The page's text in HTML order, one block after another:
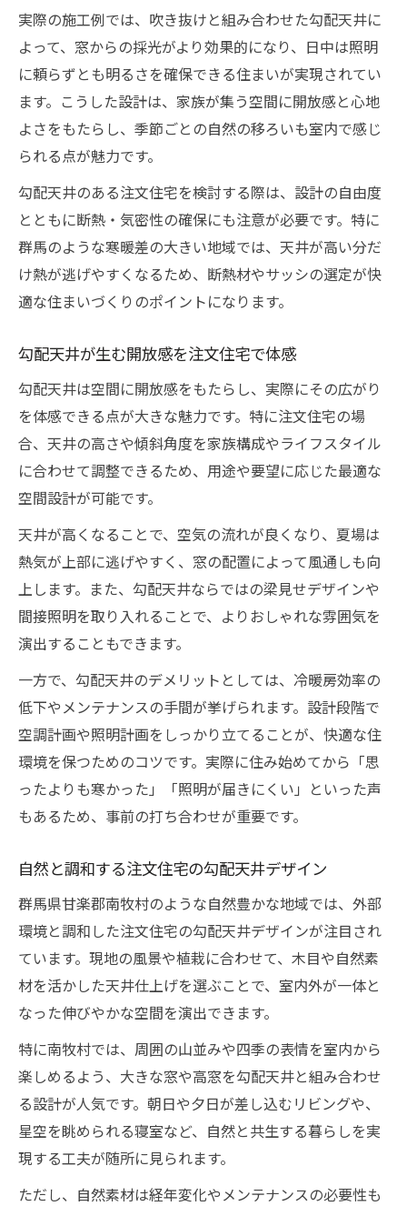
注文住宅で快適に暮らすための勾配天井活用術
注文住宅の勾配天井で快適な住空間を実現
勾配天井がもたらす注文住宅の居心地向上
術
中庭と勾配天井を活かす注文住宅の工夫点
おしゃれな暮らしを彩る勾配天井の活用例
中庭のある家と勾配天井の魅力を徹底解説
注文住宅で叶う中庭と勾配天井の魅力発見
勾配天井と中庭が調和する注文住宅の魅力
天井
注文住宅で家族がつながる中庭と勾配天井
中庭のある注文住宅で開放感を最大化する
方法
勾配天井のデメリットと賢い対策法とは
注文住宅の勾配天井デメリットとその対策
勾配天井による光熱費対策を注文住宅で実
践
収納不足を防ぐ注文住宅の勾配天井活用法
勾配天井の固定資産税への配慮と注文住宅
の工夫
おしゃれと快適性を両立する勾配天井対策
術
固定資産税に配慮した注文住宅づくりのコツ
注文住宅で固定資産税を抑える設計ポイン
ト
く解説
夫
注文住宅の勾配天井で賢く税金対策を実践
固定資産税に強い注文住宅の建て方を紹介
実際の施工例では、吹き抜けと組み合わせた勾配天井に
よって、窓からの採光がより効果的になり、日中は照明
に頼らずとも明るさを確保できる住まいが実現されてい
ます。こうした設計は、家族が集う空間に開放感と心地
よさをもたらし、季節ごとの自然の移ろいも室内で感じ
られる点が魅力です。
勾配天井のある注文住宅を検討する際は、設計の自由度
とともに断熱・気密性の確保にも注意が必要です。特に
群馬のような寒暖差の大きい地域では、天井が高い分だ
け熱が逃げやすくなるため、断熱材やサッシの選定が快
適な住まいづくりのポイントになります。
勾配天井が生む開放感を注文住宅で体感
勾配天井は空間に開放感をもたらし、実際にその広がり
を体感できる点が大きな魅力です。特に注文住宅の場
合、天井の高さや傾斜角度を家族構成やライフスタイル
に合わせて調整できるため、用途や要望に応じた最適な
空間設計が可能です。
天井が高くなることで、空気の流れが良くなり、夏場は
熱気が上部に逃げやすく、窓の配置によって風通しも向
上します。また、勾配天井ならではの梁見せデザインや
間接照明を取り入れることで、よりおしゃれな雰囲気を
演出することもできます。
一方で、勾配天井のデメリットとしては、冷暖房効率の
低下やメンテナンスの手間が挙げられます。設計段階で
空調計画や照明計画をしっかり立てることが、快適な住
環境を保つためのコツです。実際に住み始めてから「思
ったよりも寒かった」「照明が届きにくい」といった声
もあるため、事前の打ち合わせが重要です。
自然と調和する注文住宅の勾配天井デザイン
群馬県甘楽郡南牧村のような自然豊かな地域では、外部
環境と調和した注文住宅の勾配天井デザインが注目され
ています。現地の風景や植栽に合わせて、木目や自然素
材を活かした天井仕上げを選ぶことで、室内外が一体と
なった伸びやかな空間を演出できます。
特に南牧村では、周囲の山並みや四季の表情を室内から
楽しめるよう、大きな窓や高窓を勾配天井と組み合わせ
る設計が人気です。朝日や夕日が差し込むリビングや、
星空を眺められる寝室など、自然と共生する暮らしを実
現する工夫が随所に見られます。
ただし、自然素材は経年変化やメンテナンスの必要性も